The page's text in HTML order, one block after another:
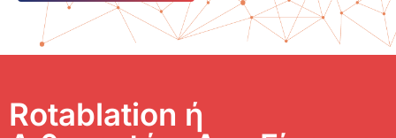
Rotablation ή